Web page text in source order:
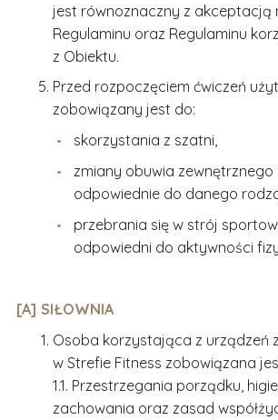
jest równoznaczny z akceptacją
Regulaminu oraz Regulaminu
z Obiektu.
Przed rozpoczęciem ćwiczeń
zobowiązany jest do:
skorzystania z szatni,
zmiany obuwia zewnętrznego
odpowiednie do danego
przebrania się w strój
odpowiedni do aktywności
[A] SIŁOWNIA
Osoba korzystająca z urządzeń
w Strefie Fitness zobowiązana
1.1. Przestrzegania porządku,
zachowania oraz zasad